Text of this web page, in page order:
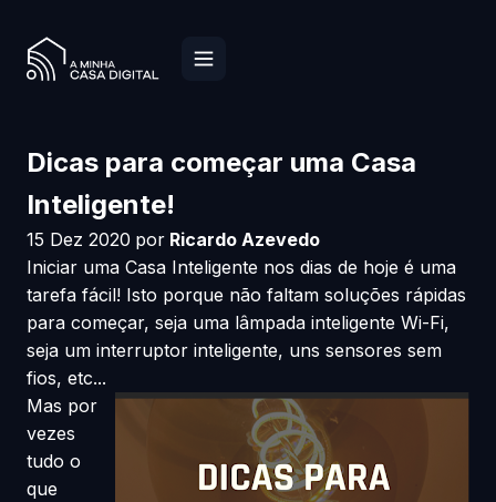
Dicas para começar uma Casa
Inteligente!
15 Dez 2020 por Ricardo Azevedo
Iniciar uma Casa Inteligente nos dias de hoje é uma
tarefa fácil! Isto porque não faltam soluções rápidas
para começar, seja uma lâmpada inteligente Wi-Fi,
seja um interruptor inteligente, uns sensores sem
fios, etc...
Mas por
vezes
tudo o
que